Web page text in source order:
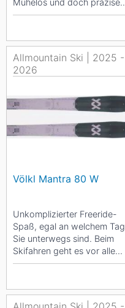
Mühelos und doch präzise
von einem Schwung zum
Allmountain Ski | 2025 -
2026
Völkl Mantra 80 W
Unkomplizierter Freeride-
Spaß, egal an welchem Tag
Sie unterwegs sind. Beim
Skifahren geht es vor allem
um eines: Spaß. Und der